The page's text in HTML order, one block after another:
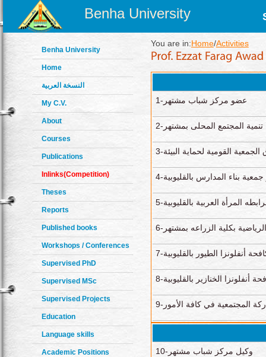
Benha University
Benha University
Home
النسخة العربية
My C.V.
About
Courses
Publications
Inlinks(Competition)
Theses
Reports
Published books
Workshops / Conferences
Supervised PhD
Supervised MSc
Supervised Projects
Education
Language skills
Academic Positions
You are in:Home/Activities
1-عضو مركز شباب مشتهر
المجتمع المحلى بمشتهر
الجمعية القومية لحماية البيئة
جمعية بناء المدارس بالقليوبية
المرأة العربية بالقليوبية
بكلية الزراعه بمشتهر
أنفلونزا الطيور بالقليوبية
أنفلونزا الخنازير بالقليوبية
المجتمعية في كافة الأمور
10-وكيل مركز شباب مشتهر